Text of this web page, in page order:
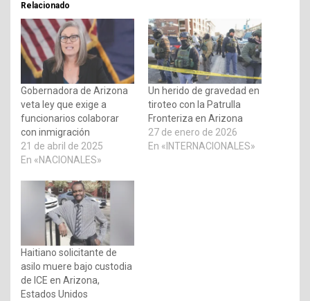
Relacionado
Gobernadora de Arizona
veta ley que exige a
funcionarios colaborar
con inmigración
21 de abril de 2025
En «NACIONALES»
Un herido de gravedad en
tiroteo con la Patrulla
Fronteriza en Arizona
27 de enero de 2026
En «INTERNACIONALES»
Haitiano solicitante de
asilo muere bajo custodia
de ICE en Arizona,
Estados Unidos